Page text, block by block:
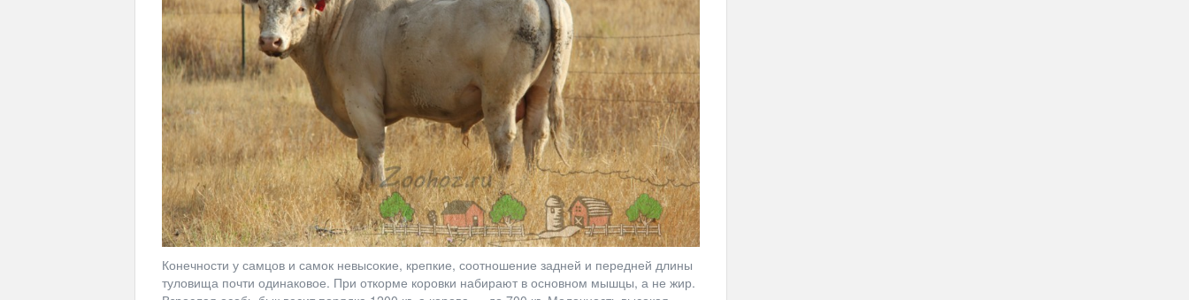
Конечности у самцов и самок невысокие, крепкие, соотношение задней и передней длины
туловища почти одинаковое. При откорме коровки набирают в основном мышцы, а не жир.